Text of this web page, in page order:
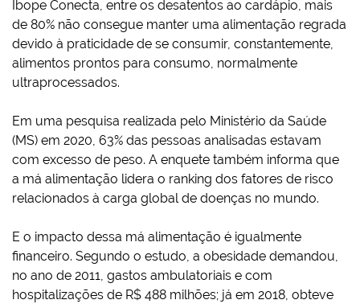
Ibope Conecta, entre os desatentos ao cardápio, mais
de 80% não consegue manter uma alimentação regrada
devido à praticidade de se consumir, constantemente,
alimentos prontos para consumo, normalmente
ultraprocessados.
Em uma pesquisa realizada pelo Ministério da Saúde
(MS) em 2020, 63% das pessoas analisadas estavam
com excesso de peso. A enquete também informa que
a má alimentação lidera o ranking dos fatores de risco
relacionados à carga global de doenças no mundo.
E o impacto dessa má alimentação é igualmente
financeiro. Segundo o estudo, a obesidade demandou,
no ano de 2011, gastos ambulatoriais e com
hospitalizações de R$ 488 milhões; já em 2018, obteve